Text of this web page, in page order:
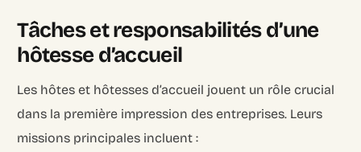
Tâches et responsabilités d’une
hôtesse d’accueil
Les hôtes et hôtesses d’accueil jouent un rôle crucial
dans la première impression des entreprises. Leurs
missions principales incluent :